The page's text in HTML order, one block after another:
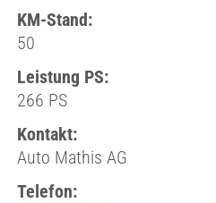
KM-Stand:
50
Leistung PS:
266 PS
Kontakt:
Auto Mathis AG
Telefon: